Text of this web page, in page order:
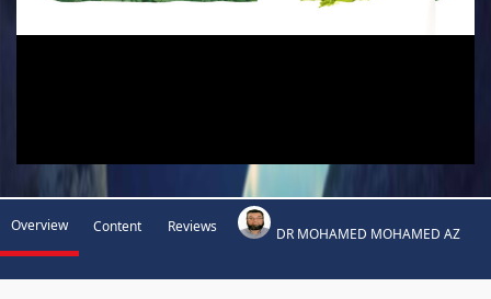
Overview Content Reviews DR MOHAMED MOHAMED AZ